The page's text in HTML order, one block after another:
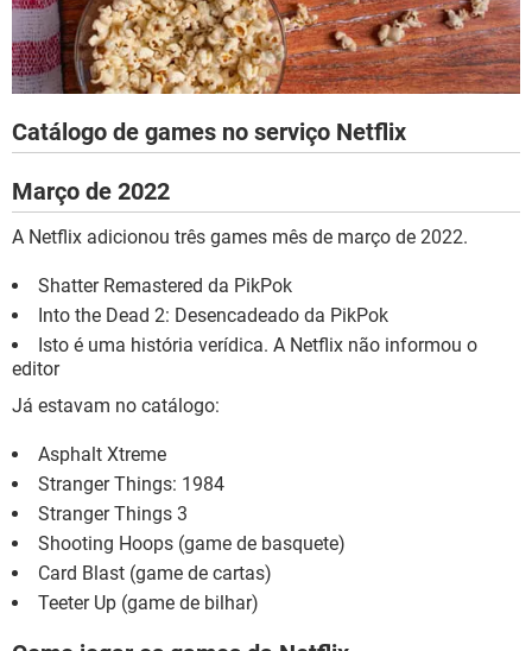
Catálogo de games no serviço Netflix
Março de 2022
A Netflix adicionou três games mês de março de 2022.
Shatter Remastered da PikPok
Into the Dead 2: Desencadeado da PikPok
Isto é uma história verídica. A Netflix não informou o
editor
Já estavam no catálogo:
Asphalt Xtreme
Stranger Things: 1984
Stranger Things 3
Shooting Hoops (game de basquete)
Card Blast (game de cartas)
Teeter Up (game de bilhar)